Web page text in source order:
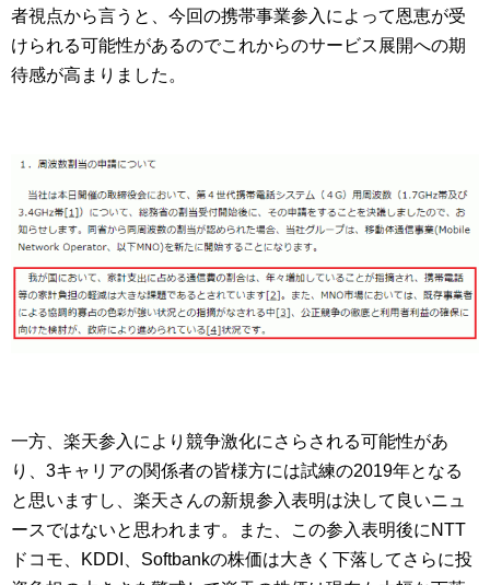
者視点から言うと、今回の携帯事業参入によって恩恵が受
けられる可能性があるのでこれからのサービス展開への期
待感が高まりました。
一方、楽天参入により競争激化にさらされる可能性があ
り、3キャリアの関係者の皆様方には試練の2019年となる
と思いますし、楽天さんの新規参入表明は決して良いニュ
ースではないと思われます。また、この参入表明後にNTT
ドコモ、KDDI、Softbankの株価は大きく下落してさらに投